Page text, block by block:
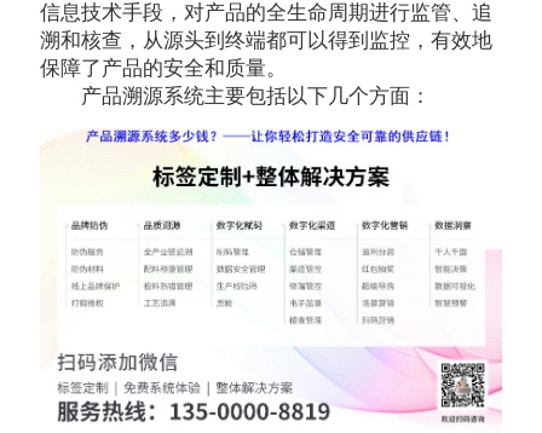
信息技术手段，对产品的全生命周期进行监管、追
溯和核查，从源头到终端都可以得到监控，有效地
保障了产品的安全和质量。
产品溯源系统主要包括以下几个方面：